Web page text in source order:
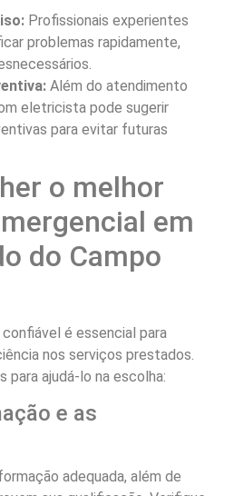
Profissionais experientes
problemas rapidamente,
Além do atendimento
eletricista pode sugerir
para evitar futuras
o melhor
em
do Campo
é essencial para
nos serviços prestados.
para ajudá-lo na escolha:
e as
adequada, além de